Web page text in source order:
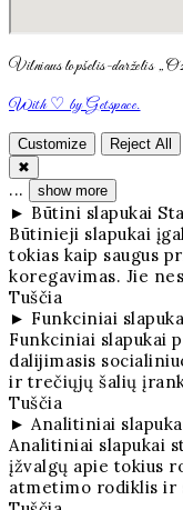
Vilniaus lopšelis-darželis
With ♡ by Getspace.
Customize Reject All
✖
... show more
► Būtini slapukai
Būtinieji slapukai
tokias kaip saugus
koregavimas. Jie
Tuščia
► Funkciniai
Funkciniai slapukai
dalijimasis
ir trečiųjų šalių
Tuščia
► Analitiniai
Analitiniai slapukai
įžvalgų apie tokius
atmetimo rodiklis ir